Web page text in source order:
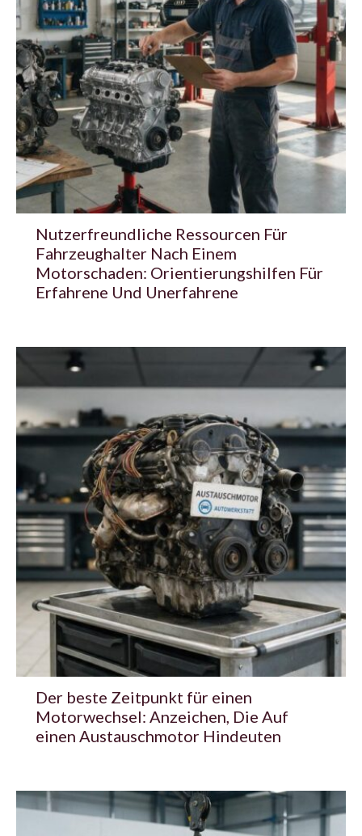
Nutzerfreundliche Ressourcen Für
Fahrzeughalter Nach Einem
Motorschaden: Orientierungshilfen Für
Erfahrene Und Unerfahrene
Der beste Zeitpunkt für einen
Motorwechsel: Anzeichen, Die Auf
einen Austauschmotor Hindeuten